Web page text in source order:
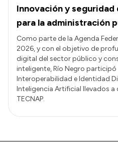
Innovación y
para la administración
Como parte de la Agenda
2026, y con el objetivo de
digital del sector público y
inteligente, Río Negro participó
Interoperabilidad e Identidad
Inteligencia Artificial llevados a
TECNAP.